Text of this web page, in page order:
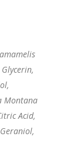
Montana
Acid,